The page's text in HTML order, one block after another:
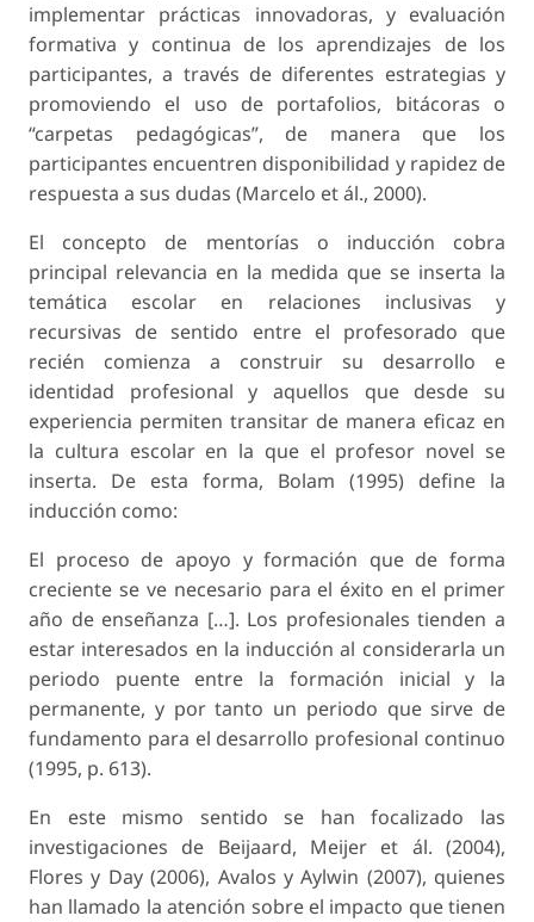
implementar prácticas innovadoras, y evaluación
formativa y continua de los aprendizajes de los
participantes, a través de diferentes estrategias y
promoviendo el uso de portafolios, bitácoras o
“carpetas pedagógicas”, de manera que los
participantes encuentren disponibilidad y rapidez de
respuesta a sus dudas (Marcelo et ál., 2000).
El concepto de mentorías o inducción cobra
principal relevancia en la medida que se inserta la
temática escolar en relaciones inclusivas y
recursivas de sentido entre el profesorado que
recién comienza a construir su desarrollo e
identidad profesional y aquellos que desde su
experiencia permiten transitar de manera eficaz en
la cultura escolar en la que el profesor novel se
inserta. De esta forma, Bolam (1995) define la
inducción como:
El proceso de apoyo y formación que de forma
creciente se ve necesario para el éxito en el primer
año de enseñanza […]. Los profesionales tienden a
estar interesados en la inducción al considerarla un
periodo puente entre la formación inicial y la
permanente, y por tanto un periodo que sirve de
fundamento para el desarrollo profesional continuo
(1995, p. 613).
En este mismo sentido se han focalizado las
investigaciones de Beijaard, Meijer et ál. (2004),
Flores y Day (2006), Avalos y Aylwin (2007), quienes
han llamado la atención sobre el impacto que tienen